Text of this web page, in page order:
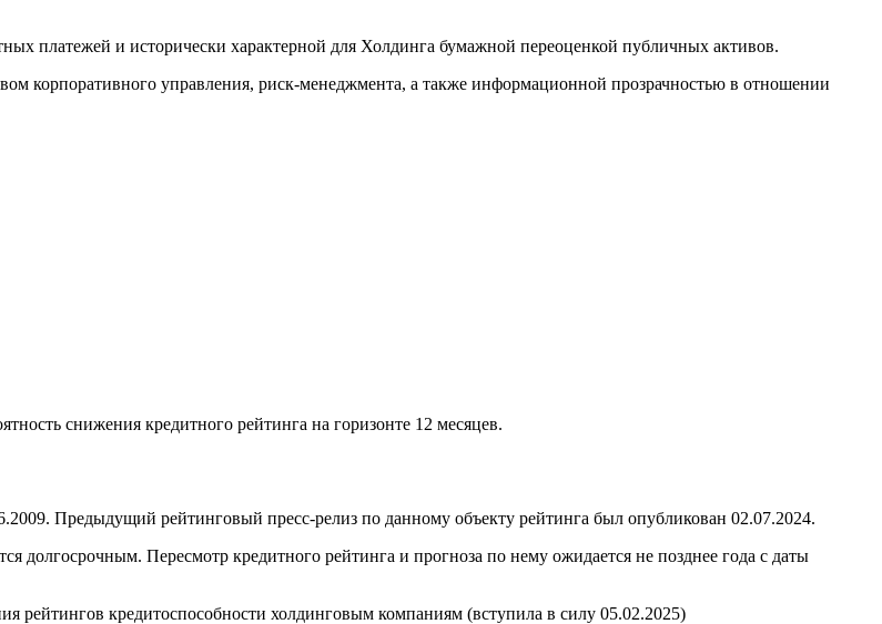
платежей и исторически характерной для Холдинга бумажной переоценкой публичных активов.
корпоративного управления, риск-менеджмента, а также информационной прозрачностью в отношении
снижения кредитного рейтинга на горизонте 12 месяцев.
Предыдущий рейтинговый пресс-релиз по данному объекту рейтинга был опубликован 02.07.2024.
долгосрочным. Пересмотр кредитного рейтинга и прогноза по нему ожидается не позднее года с даты
рейтингов кредитоспособности холдинговым компаниям (вступила в силу 05.02.2025)